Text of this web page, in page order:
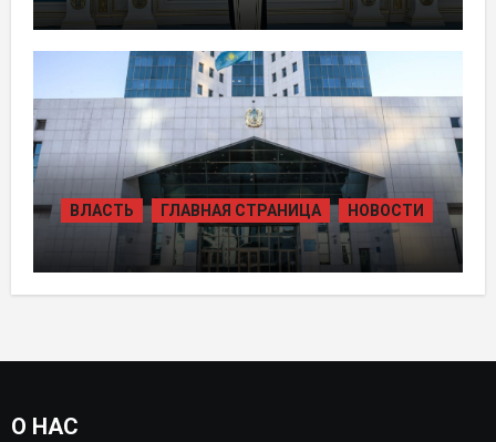
ТОКАЕВ ДАЛ СТАРТ
СТРОИТЕЛЬСТВУ НЕСКОЛЬКИХ
КРУПНЫХ АВТОМОБИЛЬНЫХ ДОРОГ
ВЛАСТЬ ГЛАВНАЯ СТРАНИЦА НОВОСТИ
В КАЗАХСТАНЕ УТВЕРЖДЕН ПЛАН
РАЗВИТИЯ ГИДРОЭНЕРГЕТИКИ ДО
О НАС